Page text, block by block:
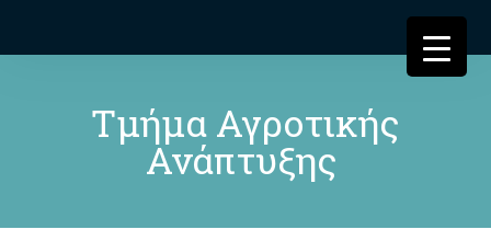
Τμήμα Αγροτικής
Ανάπτυξης